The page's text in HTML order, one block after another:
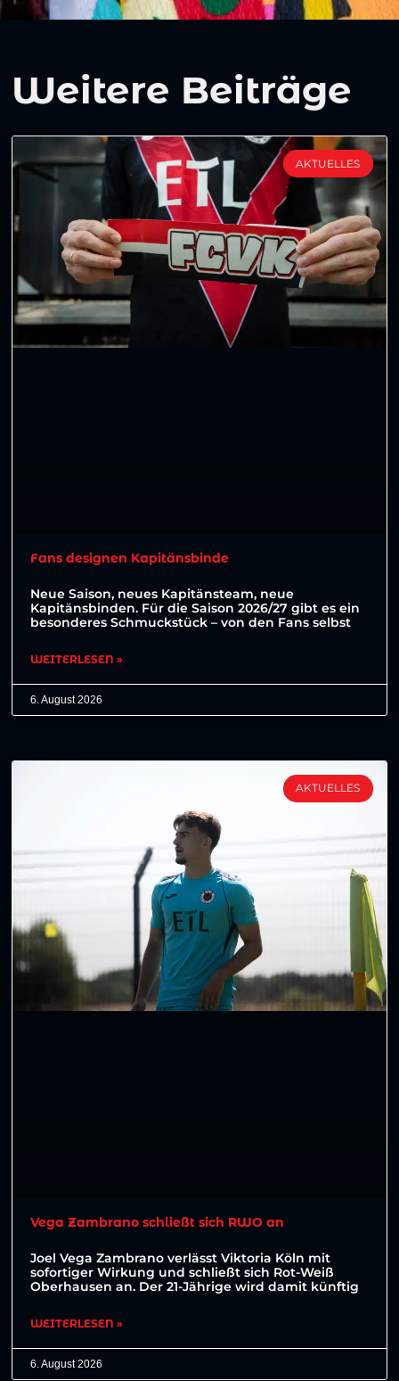
Weitere Beiträge
AKTUELLES
Fans designen Kapitänsbinde
Neue Saison, neues Kapitänsteam, neue
Kapitänsbinden. Für die Saison 2026/27 gibt es ein
besonderes Schmuckstück – von den Fans selbst
WEITERLESEN »
6. August 2026
AKTUELLES
Vega Zambrano schließt sich RWO an
Joel Vega Zambrano verlässt Viktoria Köln mit
sofortiger Wirkung und schließt sich Rot-Weiß
Oberhausen an. Der 21-Jährige wird damit künftig
WEITERLESEN »
6. August 2026